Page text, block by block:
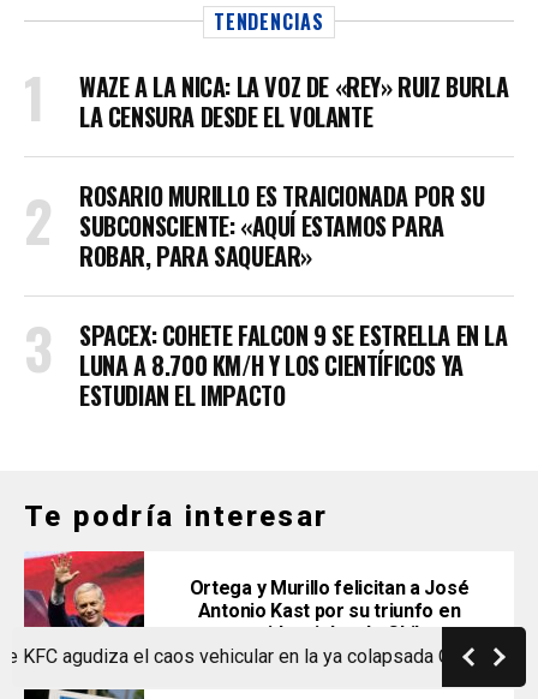
el caos vehicular en la ya colapsada Carretera a Masaya
TENDENCIAS
WAZE A LA NICA: LA VOZ DE «REY» RUIZ BURLA
LA CENSURA DESDE EL VOLANTE
ROSARIO MURILLO ES TRAICIONADA POR SU
SUBCONSCIENTE: «AQUÍ ESTAMOS PARA
ROBAR, PARA SAQUEAR»
SPACEX: COHETE FALCON 9 SE ESTRELLA EN LA
LUNA A 8.700 KM/H Y LOS CIENTÍFICOS YA
ESTUDIAN EL IMPACTO
Te podría interesar
Ortega y Murillo felicitan a José
Antonio Kast por su triunfo en
presidenciales de Chile